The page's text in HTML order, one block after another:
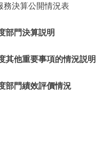
決算公開情況表
部門決算説明
他重要事項的情況説明
門績效評價情況